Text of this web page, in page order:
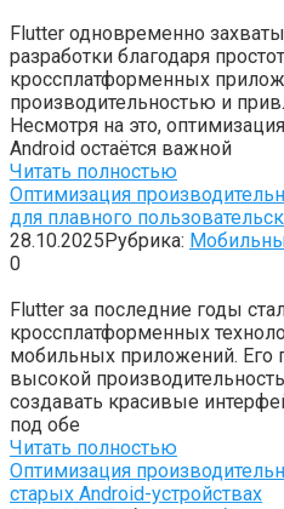
Flutter одновременно
разработки благодаря
кроссплатформенных
производительностью и
Несмотря на это,
Android остаётся важной
Читать полностью
Оптимизация
для плавного
28.10.2025Рубрика:
0
Flutter за последние годы
кроссплатформенных
мобильных приложений. Его
высокой
создавать красивые
под обе
Читать полностью
Оптимизация
старых Android-устройствах